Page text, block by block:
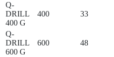
Q-
DRILL
400 G
400 33
Q-
DRILL
600 G
600 48